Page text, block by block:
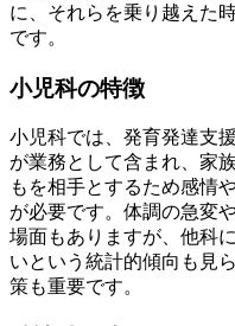
に、それらを乗り越えた
です。
小児科の特徴
小児科では、発育発達支
が業務として含まれ、家
もを相手とするため感情
が必要です。体調の急変
場面もありますが、他科
いという統計的傾向も見
策も重要です。